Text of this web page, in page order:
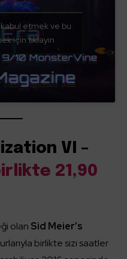
etmek ve bu
için tıklayın
VI –
21,90
olan Sid Meier’s
birlikte sizi saatler